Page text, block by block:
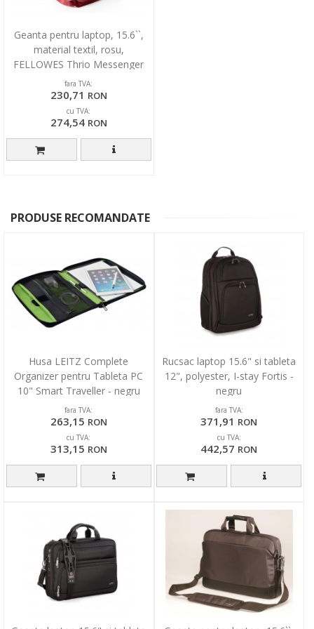
Geanta pentru laptop, 15.6``,
material textil, rosu,
FELLOWES Thrio Messenger
fara TVA:
230,71 RON
cu TVA:
274,54 RON
PRODUSE RECOMANDATE
Husa LEITZ Complete
Organizer pentru Tableta PC
10" Smart Traveller - negru
fara TVA:
263,15 RON
cu TVA:
313,15 RON
Rucsac laptop 15.6" si tableta
12", polyester, I-stay Fortis -
negru
fara TVA:
371,91 RON
cu TVA:
442,57 RON